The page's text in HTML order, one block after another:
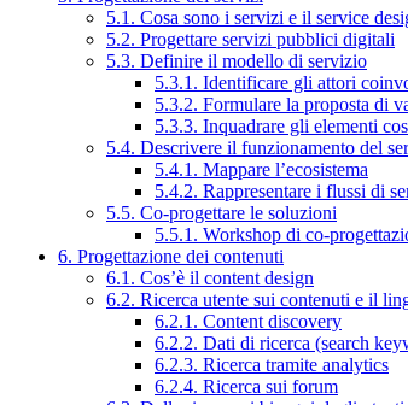
5.1. Cosa sono i servizi e il service
5.2. Progettare servizi pubblici digitali
5.3. Definire il modello di servizio
5.3.1. Identificare gli attori
5.3.2. Formulare la proposta di
5.3.3. Inquadrare gli elementi
5.4. Descrivere il funzionamento del
5.4.1. Mappare l’ecosistema
5.4.2. Rappresentare i flussi di
5.5. Co-progettare le soluzioni
5.5.1. Workshop di co-
6. Progettazione dei contenuti
6.1. Cos’è il content design
6.2. Ricerca utente sui contenuti e il
6.2.1. Content discovery
6.2.2. Dati di ricerca (search
6.2.3. Ricerca tramite analytics
6.2.4. Ricerca sui forum